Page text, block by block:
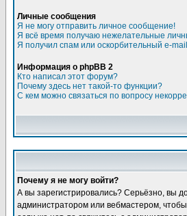
Личные сообщения
Я не могу отправить личное сообщение!
Я всё время получаю нежелательные
Я получил спам или оскорбительный e-
Информация о phpBB 2
Кто написал этот форум?
Почему здесь нет такой-то функции?
С кем можно связаться по вопросу
Почему я не могу войти?
А вы зарегистрировались? Серьёзно, вы
администратором или вебмастером,